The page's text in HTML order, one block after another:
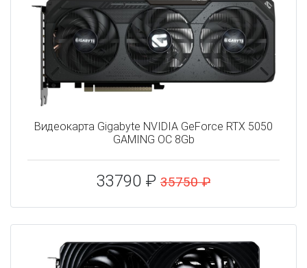
Видеокарта Gigabyte NVIDIA GeForce RTX 5050
GAMING OC 8Gb
33790 ₽ 35750 ₽